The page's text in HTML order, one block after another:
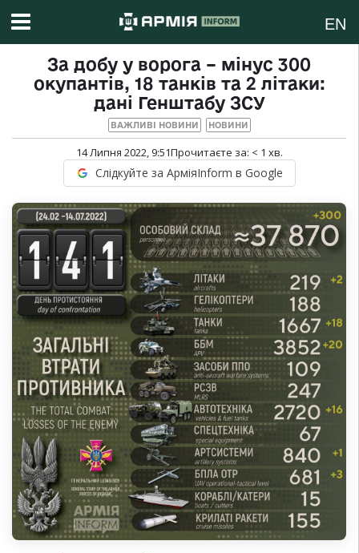
EN
За добу у ворога – мінус 300
окупантів, 18 танків та 2 літаки:
дані Генштабу ЗСУ
ВАЖЛИВІ НОВИНИ НОВИНИ
14 Липня 2022, 9:51Прочитаєте за: < 1 хв.
Слідкуйте за АрміяInform в Google